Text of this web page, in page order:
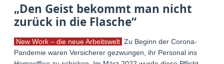
„Den Geist bekommt man nicht
zurück in die Flasche“
New Work – die neue Arbeitswelt Zu Beginn der Corona-
Pandemie waren Versicherer gezwungen, ihr Personal ins